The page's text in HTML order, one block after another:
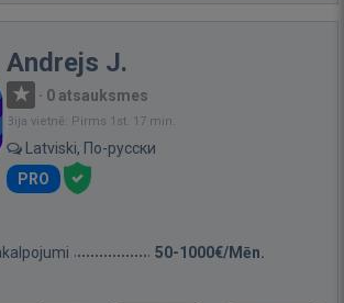
Andrejs J.
· 0 atsauksmes
Bija vietnē: Pirms 1st. 17 min.
Latviski, По-русски
PRO
50-1000€/Mēn.